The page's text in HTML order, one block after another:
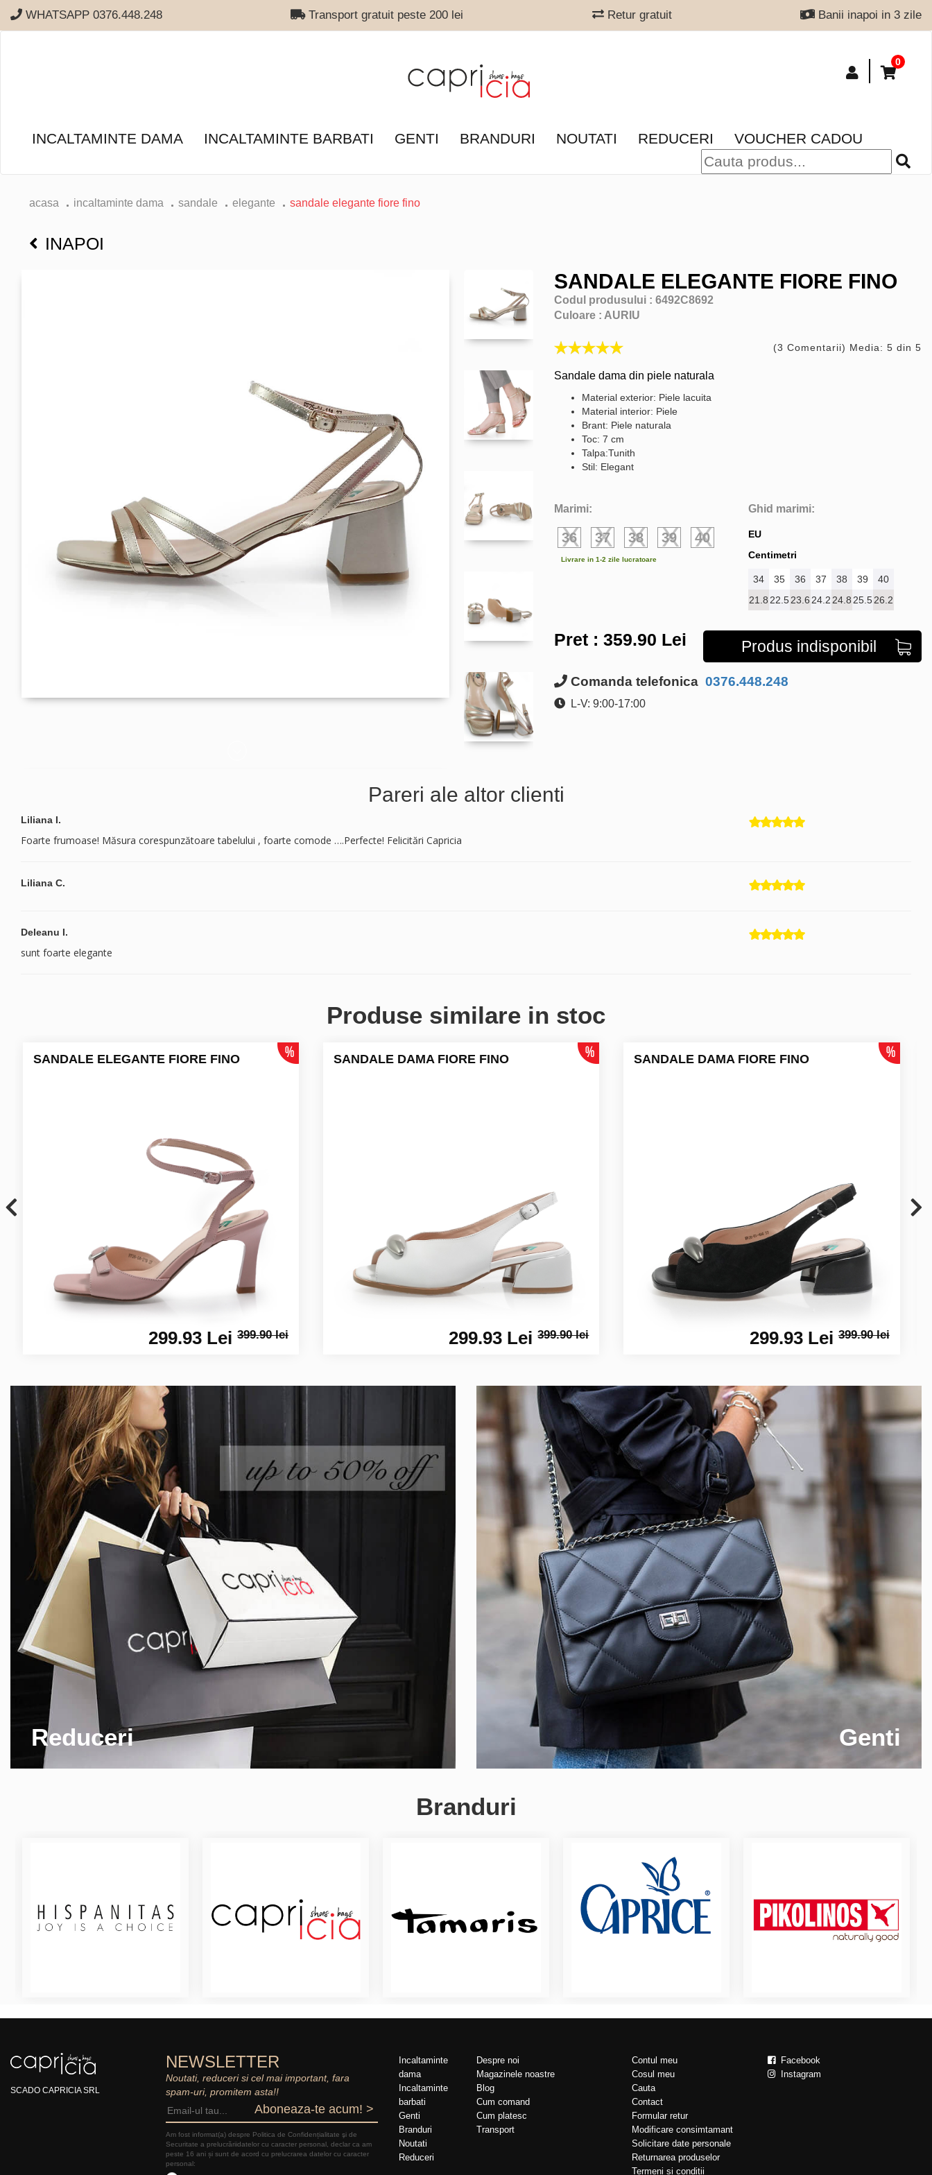
WHATSAPP 0376.448.248 Transport gratuit peste 200 lei Retur gratuit Banii inapoi in 3 zile
0
INCALTAMINTE DAMA INCALTAMINTE BARBATI GENTI BRANDURI NOUTATI REDUCERI VOUCHER CADOU
acasa incaltaminte dama sandale elegante sandale elegante fiore fino
INAPOI
SANDALE ELEGANTE FIORE FINO
Codul produsului : 6492C8692
Culoare : AURIU
(3 Comentarii) Media: 5 din 5
Sandale dama din piele naturala
Material exterior: Piele lacuita
Material interior: Piele
Brant: Piele naturala
Toc: 7 cm
Talpa:Tunith
Stil: Elegant
Marimi:
36 37 38 39 40
Livrare in 1-2 zile lucratoare
Ghid marimi:
EU
Centimetri
34 35 36 37 38 39
40
21.8 22.523.6 24.2 24.8 25.526.2
Pret : 359.90 Lei Produs indisponibil
Comanda telefonica 0376.448.248
L-V: 9:00-17:00
Pareri ale altor clienti
Liliana I.
Foarte frumoase! Măsura corespunzătoare tabelului , foarte comode ….Perfecte! Felicitări Capricia
Liliana C.
Deleanu I.
sunt foarte elegante
Produse similare in stoc
SANDALE ELEGANTE FIORE FINO
299.93 Lei399.90 lei
SANDALE DAMA FIORE FINO
299.93 Lei399.90 lei
SANDALE DAMA FIORE FINO
299.93 Lei399.90 lei
Reduceri Genti
Branduri
SCADO CAPRICIA SRL
NEWSLETTER
Noutati, reduceri si cel mai important, fara
spam-uri, promitem asta!!
Aboneaza-te acum! >
Am fost informat(a) despre Politica de Confidențialitate şi de
Securitate a prelucrăriidatelor cu caracter personal, declar ca am
peste 16 ani și sunt de acord cu prelucrarea datelor cu caracter
personal:
Incaltaminte
dama
Incaltaminte
barbati
Genti
Branduri
Noutati
Reduceri
Despre noi
Magazinele noastre
Blog
Cum comand
Cum platesc
Transport
Contul meu
Cosul meu
Cauta
Contact
Formular retur
Modificare consimtamant
Solicitare date personale
Returnarea produselor
Termeni si conditii
Facebook
Instagram